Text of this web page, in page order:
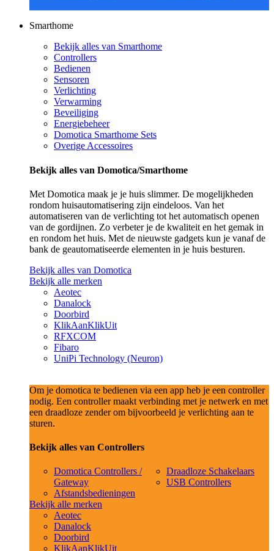
Smarthome
Bekijk alles van Smarthome
Controllers
Bedienen
Sensoren
Verlichting
Verwarming
Beveiliging
Energiebeheer
Domotica Smarthome Sets
Overige Accessoires
Bekijk alles van Domotica/Smarthome
Met Domotica maak je je huis slimmer. De mogelijkheden
rondom huisautomatisering zijn eindeloos. Van het
automatiseren van de verlichting tot het automatisch openen
van de gordijnen. Zo verbeter je de kwaliteit en het gemak in
en rondom het huis. Met de nieuwste gadgets kun je vanaf de
bank de geautomatiseerde elementen in je huis besturen.
Bekijk alles van Domotica
Bekijk alle merken
Aeotec
Danalock
Doorbird
KlikAanKlikUit
RFXCOM
Fibaro
UniPi Technology (Neuron)
Om je domotica te bedienen via een app heb je een controller
nodig. Een controller maakt verbinding met je netwerk en met
een draadloze zender om bijvoorbeeld je verlichting aan te
sturen.
Bekijk alles van Controllers
Domotica Controllers /
Gateway
Afstandsbedieningen
Draadloze Schakelaars
USB Controllers
Bekijk alle merken
Aeotec
Danalock
Doorbird
KlikAanKlikUit